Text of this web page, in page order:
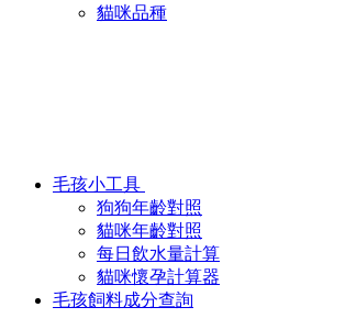
貓咪品種
毛孩小工具
狗狗年齡對照
貓咪年齡對照
每日飲水量計算
貓咪懷孕計算器
毛孩飼料成分查詢